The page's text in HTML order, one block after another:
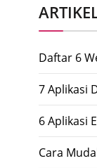
Daftar 6
7 Aplikasi
6 Aplikasi
Cara